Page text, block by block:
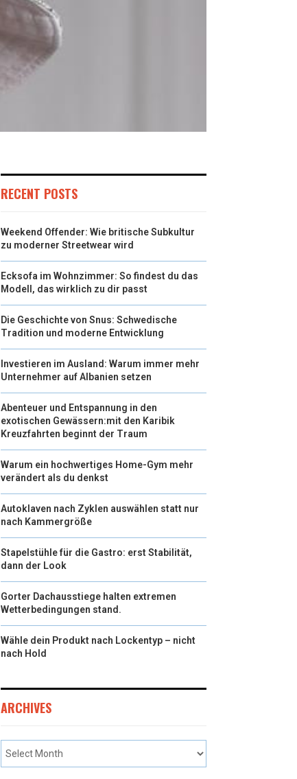
RECENT POSTS
Weekend Offender: Wie britische Subkultur
zu moderner Streetwear wird
Ecksofa im Wohnzimmer: So findest du das
Modell, das wirklich zu dir passt
Die Geschichte von Snus: Schwedische
Tradition und moderne Entwicklung
Investieren im Ausland: Warum immer mehr
Unternehmer auf Albanien setzen
Abenteuer und Entspannung in den
exotischen Gewässern:mit den Karibik
Kreuzfahrten beginnt der Traum
Warum ein hochwertiges Home-Gym mehr
verändert als du denkst
Autoklaven nach Zyklen auswählen statt nur
nach Kammergröße
Stapelstühle für die Gastro: erst Stabilität,
dann der Look
Gorter Dachausstiege halten extremen
Wetterbedingungen stand.
Wähle dein Produkt nach Lockentyp – nicht
nach Hold
ARCHIVES